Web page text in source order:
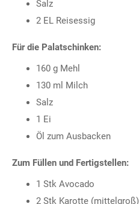
Salz
2 EL Reisessig
Für die Palatschinken:
160 g Mehl
130 ml Milch
Salz
1 Ei
Öl zum Ausbacken
Zum Füllen und Fertigstellen:
1 Stk Avocado
2 Stk Karotte (mittelgroß)